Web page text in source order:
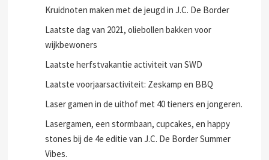
Kruidnoten maken met de jeugd in J.C. De Border
Laatste dag van 2021, oliebollen bakken voor
wijkbewoners
Laatste herfstvakantie activiteit van SWD
Laatste voorjaarsactiviteit: Zeskamp en BBQ
Laser gamen in de uithof met 40 tieners en jongeren.
Lasergamen, een stormbaan, cupcakes, en happy
stones bij de 4e editie van J.C. De Border Summer
Vibes.